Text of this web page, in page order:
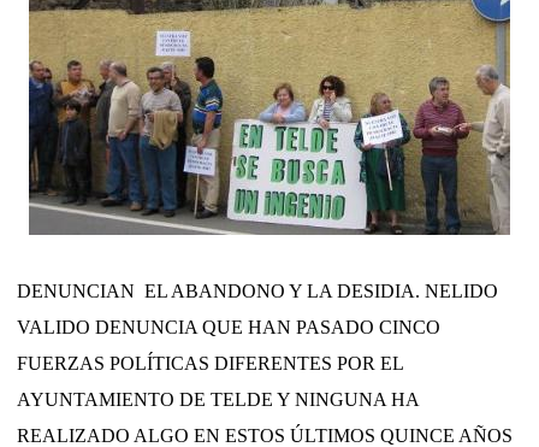
DENUNCIAN EL ABANDONO Y LA DESIDIA. NELIDO
VALIDO DENUNCIA QUE HAN PASADO CINCO
FUERZAS POLÍTICAS DIFERENTES POR EL
AYUNTAMIENTO DE TELDE Y NINGUNA HA
REALIZADO ALGO EN ESTOS ÚLTIMOS QUINCE AÑOS